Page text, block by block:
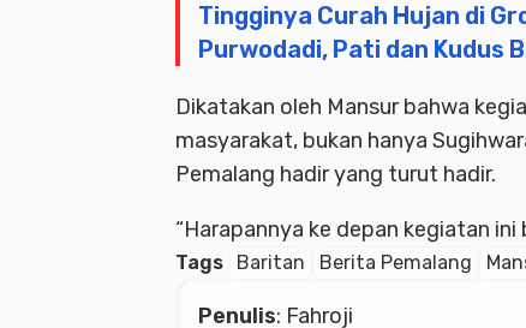
Tingginya Curah Hujan di
Purwodadi, Pati dan Kudus
Dikatakan oleh Mansur bahwa
masyarakat, bukan hanya
Pemalang hadir yang turut hadir.
“Harapannya ke depan kegiatan
Tags Baritan Berita Pemalang
Penulis: Fahroji